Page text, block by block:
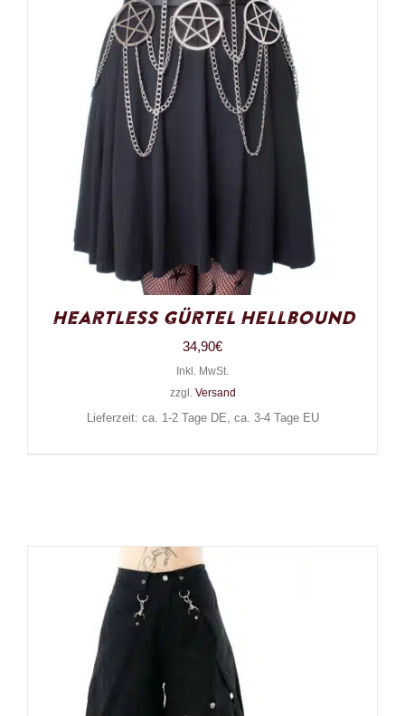
Heartless Gürtel Hellbound
34,90€
Inkl. MwSt.
zzgl. Versand
Lieferzeit: ca. 1-2 Tage DE, ca. 3-4 Tage EU